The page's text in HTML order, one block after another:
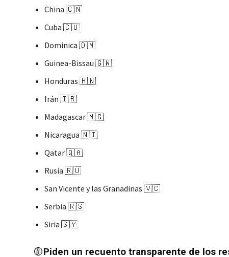
China 🇨🇳
Cuba 🇨🇺
Dominica 🇩🇲
Guinea-Bissau 🇬🇼
Honduras 🇭🇳
Irán 🇮🇷
Madagascar 🇲🇬
Nicaragua 🇳🇮
Qatar 🇶🇦
Rusia 🇷🇺
San Vicente y las Granadinas 🇻🇨
Serbia 🇷🇸
Siria 🇸🇾
🟡Piden un recuento transparente de los